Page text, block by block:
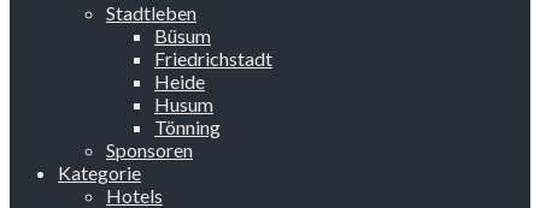
Stadtleben
Büsum
Friedrichstadt
Heide
Husum
Tönning
Sponsoren
Kategorie
Hotels